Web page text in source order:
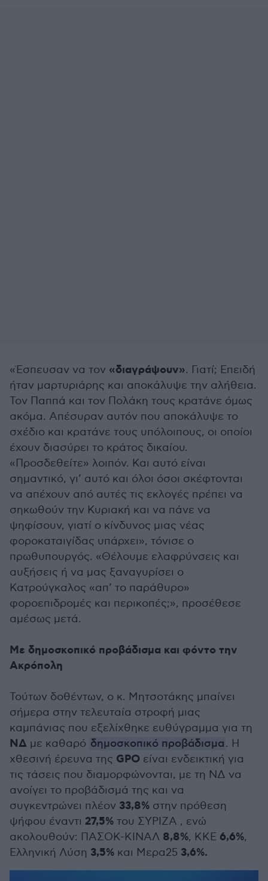
«Έσπευσαν να τον «διαγράψουν». Γιατί; Επειδή
ήταν μαρτυριάρης και αποκάλυψε την αλήθεια.
Τον Παππά και τον Πολάκη τους κρατάνε όμως
ακόμα. Απέσυραν αυτόν που αποκάλυψε το
σχέδιο και κρατάνε τους υπόλοιπους, οι οποίοι
έχουν διασύρει το κράτος δικαίου.
«Προσδεθείτε» λοιπόν. Και αυτό είναι
σημαντικό, γι’ αυτό και όλοι όσοι σκέφτονται
να απέχουν από αυτές τις εκλογές πρέπει να
σηκωθούν την Κυριακή και να πάνε να
ψηφίσουν, γιατί ο κίνδυνος μιας νέας
φοροκαταιγίδας υπάρχει», τόνισε ο
πρωθυπουργός. «Θέλουμε ελαφρύνσεις και
αυξήσεις ή να μας ξαναγυρίσει ο
Κατρούγκαλος «απ’ το παράθυρο»
φοροεπιδρομές και περικοπές;», προσέθεσε
αμέσως μετά.
Με δημοσκοπικό προβάδισμα και φόντο την
Ακρόπολη
Τούτων δοθέντων, ο κ. Μητσοτάκης μπαίνει
σήμερα στην τελευταία στροφή μιας
καμπάνιας που εξελίχθηκε ευθύγραμμα για τη
ΝΔ με καθαρό δημοσκοπικό προβάδισμα. Η
χθεσινή έρευνα της GPO είναι ενδεικτική για
τις τάσεις που διαμορφώνονται, με τη ΝΔ να
ανοίγει το προβάδισμά της και να
συγκεντρώνει πλέον 33,8% στην πρόθεση
ψήφου έναντι 27,5% του ΣΥΡΙΖΑ , ενώ
ακολουθούν: ΠΑΣΟΚ-ΚΙΝΑΛ 8,8%, ΚΚΕ 6,6%,
Ελληνική Λύση 3,5% και Μερα25 3,6%.